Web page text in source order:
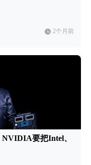
2个月前
要把Intel、